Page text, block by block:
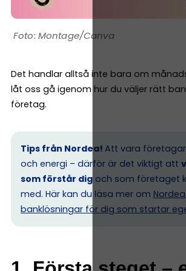
Montage/Canva
Det handlar alltså inte bara om
låt oss gå igenom hur du väljer rätt
företag.
Tips från Nordea! Att vara
och energi – därför är det viktigt att
som förstår dig och som företaget
med. Här kan du läsa mer om
banklösningar för dig som startar